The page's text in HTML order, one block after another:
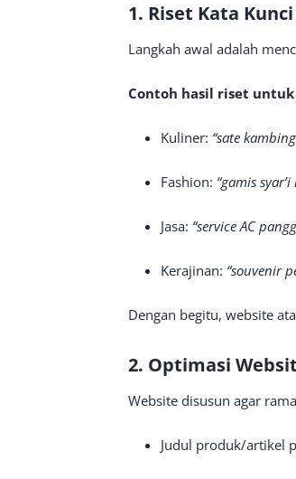
1. Riset Kata Kunci
Langkah awal adalah
Contoh hasil riset
Kuliner: “sate
Fashion: “gamis
Jasa: “service AC
Kerajinan: “souvenir
Dengan begitu, website
2. Optimasi
Website disusun agar
Judul produk/artikel